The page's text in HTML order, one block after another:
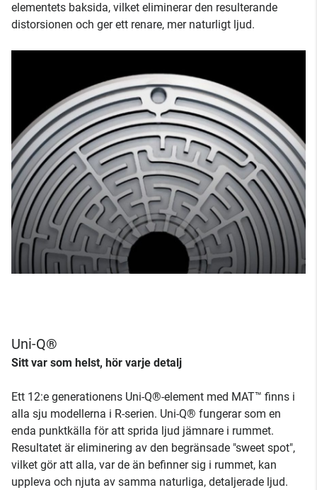
elementets baksida, vilket eliminerar den resulterande
distorsionen och ger ett renare, mer naturligt ljud.
Uni-Q®
Sitt var som helst, hör varje detalj
Ett 12:e generationens Uni-Q®-element med MAT™ finns i
alla sju modellerna i R-serien. Uni-Q® fungerar som en
enda punktkälla för att sprida ljud jämnare i rummet.
Resultatet är eliminering av den begränsade "sweet spot",
vilket gör att alla, var de än befinner sig i rummet, kan
uppleva och njuta av samma naturliga, detaljerade ljud.